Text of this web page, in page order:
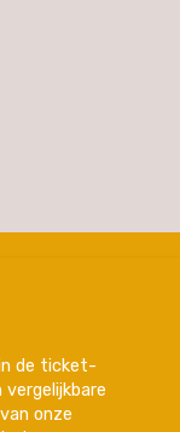
de ticket-
vergelijkbare
onze